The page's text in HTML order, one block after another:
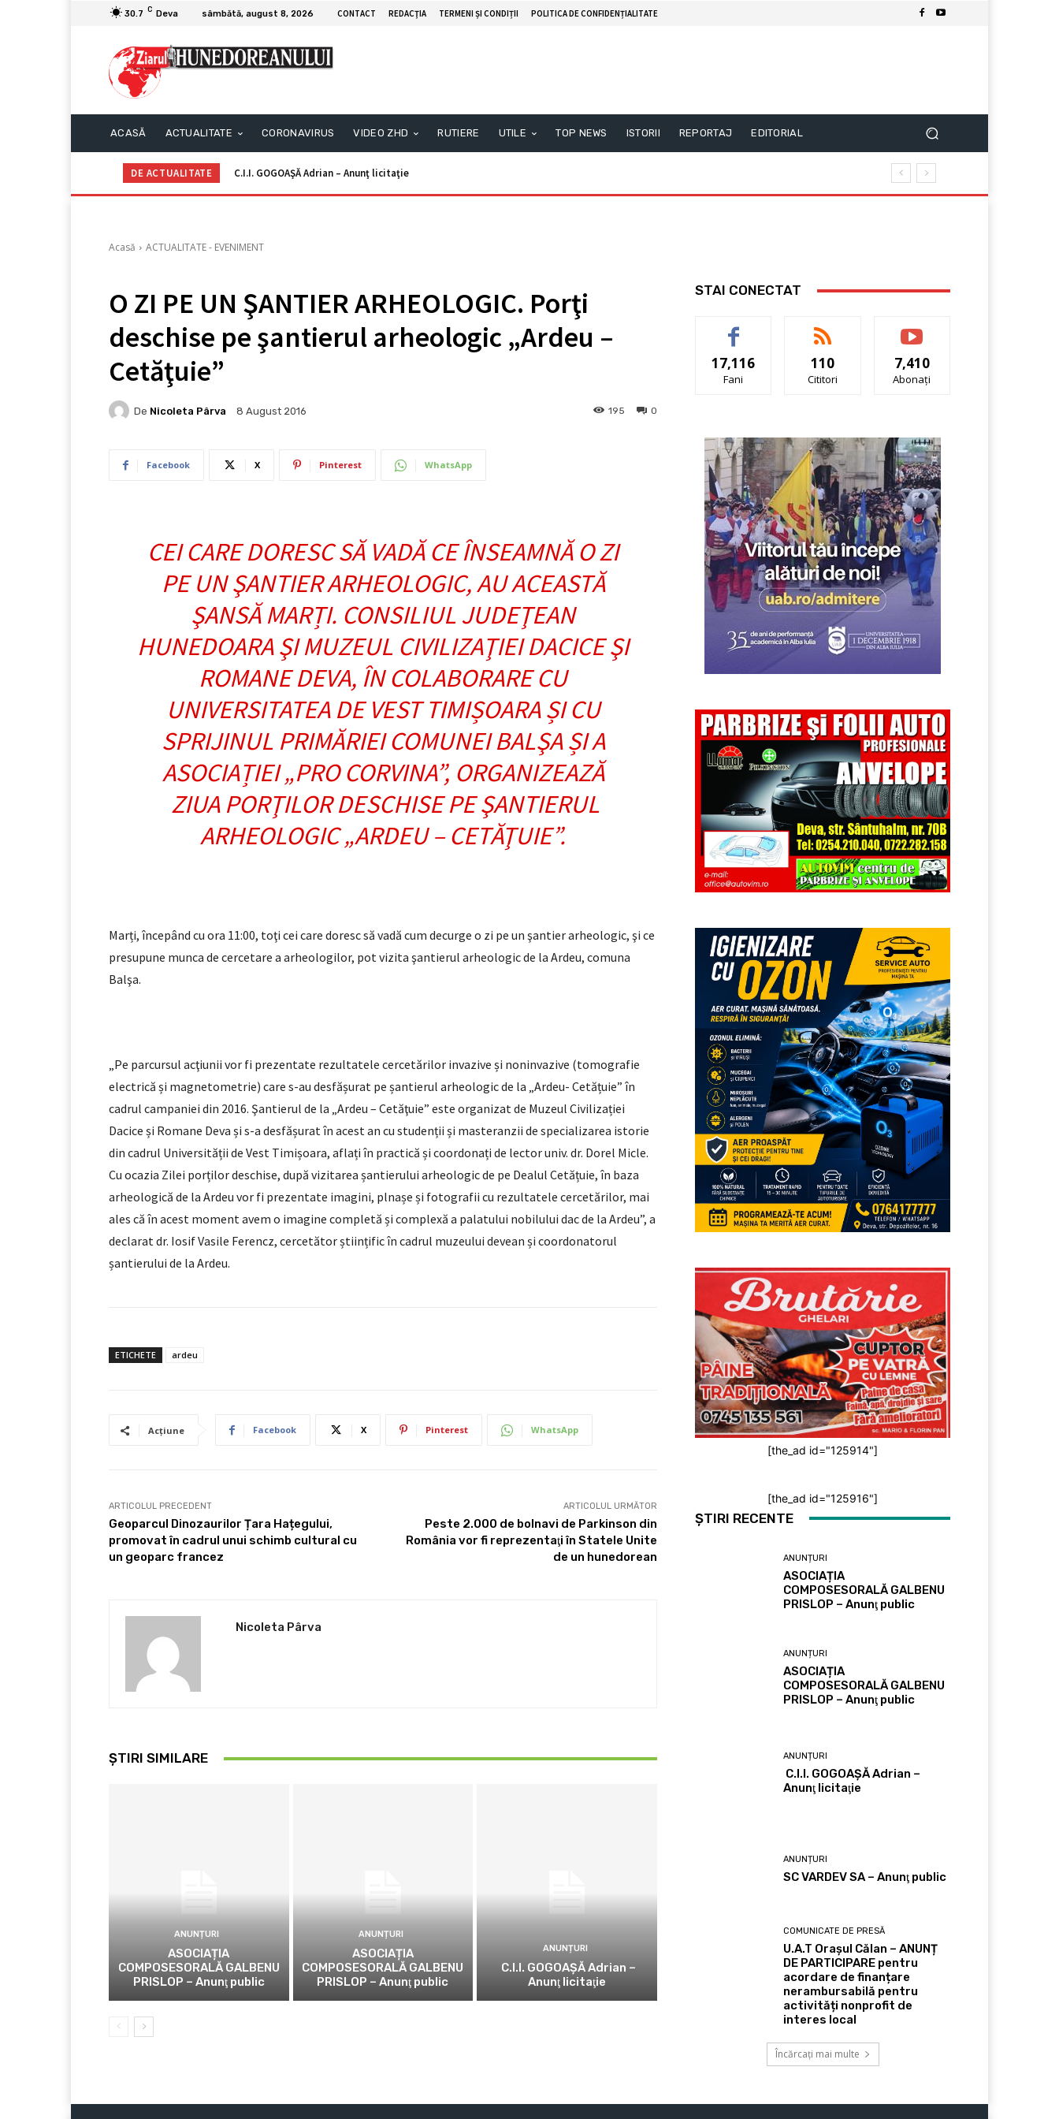
30.7 C Deva sâmbătă, august 8, 2026 CONTACT REDACŢIA TERMENI ȘI CONDIȚII POLITICA DE CONFIDENȚIALITATE
ACASĂ ACTUALITATE CORONAVIRUS VIDEO ZHD RUTIERE UTILE TOP NEWS ISTORII REPORTAJ EDITORIAL
DE ACTUALITATE C.I.I. GOGOAŞĂ Adrian – Anunţ licitaţie
Acasă ACTUALITATE - EVENIMENT
O ZI PE UN ŞANTIER ARHEOLOGIC. Porţi
deschise pe şantierul arheologic „Ardeu –
Cetăţuie”
De Nicoleta Pârva 8 August 2016 0
195
Facebook X Pinterest WhatsApp
CEI CARE DORESC SĂ VADĂ CE ÎNSEAMNĂ O ZI
PE UN ŞANTIER ARHEOLOGIC, AU ACEASTĂ
ŞANSĂ MARȚI. CONSILIUL JUDEŢEAN
HUNEDOARA ŞI MUZEUL CIVILIZAŢIEI DACICE ŞI
ROMANE DEVA, ÎN COLABORARE CU
UNIVERSITATEA DE VEST TIMIȘOARA ȘI CU
SPRIJINUL PRIMĂRIEI COMUNEI BALŞA ȘI A
ASOCIAȚIEI „PRO CORVINA”, ORGANIZEAZĂ
ZIUA PORŢILOR DESCHISE PE ŞANTIERUL
ARHEOLOGIC „ARDEU – CETĂŢUIE”.
Marți, începând cu ora 11:00, toţi cei care doresc să vadă cum decurge o zi pe un şantier arheologic, şi ce
presupune munca de cercetare a arheologilor, pot vizita şantierul arheologic de la Ardeu, comuna
Balşa.
„Pe parcursul acţiunii vor fi prezentate rezultatele cercetărilor invazive și noninvazive (tomografie
electrică și magnetometrie) care s-au desfășurat pe șantierul arheologic de la „Ardeu- Cetățuie” în
cadrul campaniei din 2016. Şantierul de la „Ardeu – Cetăţuie” este organizat de Muzeul Civilizației
Dacice și Romane Deva și s-a desfășurat în acest an cu studenții și masteranzii de specializarea istorie
din cadrul Universității de Vest Timișoara, aflați în practică și coordonați de lector univ. dr. Dorel Micle.
Cu ocazia Zilei porților deschise, după vizitarea șantierului arheologic de pe Dealul Cetățuie, în baza
arheologică de la Ardeu vor fi prezentate imagini, plnașe și fotografii cu rezultatele cercetărilor, mai
ales că în acest moment avem o imagine completă și complexă a palatului nobilului dac de la Ardeu”, a
declarat dr. Iosif Vasile Ferencz, cercetător științific în cadrul muzeului devean și coordonatorul
șantierului de la Ardeu.
ETICHETE ardeu
Acțiune Facebook X Pinterest WhatsApp
ARTICOLUL PRECEDENT
Geoparcul Dinozaurilor Țara Hațegului,
promovat în cadrul unui schimb cultural cu
un geoparc francez
ARTICOLUL URMĂTOR
Peste 2.000 de bolnavi de Parkinson din
România vor fi reprezentaţi în Statele Unite
de un hunedorean
Nicoleta Pârva
ȘTIRI SIMILARE
ANUNȚURI
ASOCIAȚIA
COMPOSESORALĂ GALBENU
PRISLOP – Anunţ public
ANUNȚURI
ASOCIAȚIA
COMPOSESORALĂ GALBENU
PRISLOP – Anunţ public
ANUNȚURI
C.I.I. GOGOAŞĂ Adrian –
Anunţ licitaţie
STAI CONECTAT
17,116
Fani
110
Cititori
7,410
Abonați
[the_ad id="125914"]
[the_ad id="125916"]
ȘTIRI RECENTE
ANUNȚURI
ASOCIAȚIA
COMPOSESORALĂ GALBENU
PRISLOP – Anunţ public
ANUNȚURI
ASOCIAȚIA
COMPOSESORALĂ GALBENU
PRISLOP – Anunţ public
ANUNȚURI
C.I.I. GOGOAŞĂ Adrian –
Anunţ licitaţie
ANUNȚURI
SC VARDEV SA – Anunţ public
COMUNICATE DE PRESĂ
U.A.T Orașul Călan – ANUNȚ
DE PARTICIPARE pentru
acordare de finanțare
nerambursabilă pentru
activități nonprofit de
interes local
Încărcați mai multe